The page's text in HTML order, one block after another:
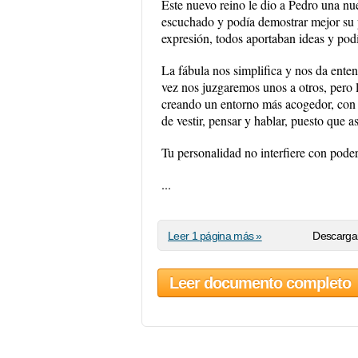
Este nuevo reino le dio a Pedro una
escuchado y podía demostrar mejor
expresión, todos aportaban ideas y
La fábula nos simplifica y nos da
vez nos juzgaremos unos a otros,
creando un entorno más acogedor,
de vestir, pensar y hablar, puesto que
Tu personalidad no interfiere con
...
Leer 1 página más »
Leer documento completo